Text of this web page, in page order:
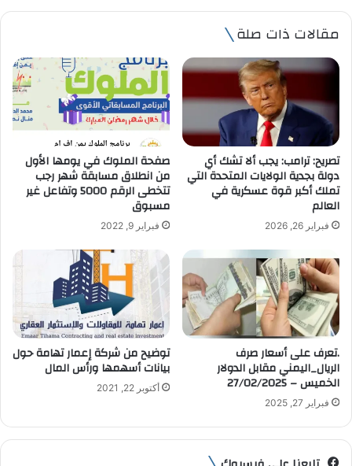
د
ا
ك
ر
و
ن
مقالات ذات صلة
تصريح: ترامب: يجب ألا تشك أي
دولة بجدية الولايات المتحدة التي
تملك أكبر قوة عسكرية في
العالم
فبراير 26, 2026
صفحة الملوك في يومها الأول
من انطلاق مسابقة شهر رجب
تتخطى الرقم 5000 وتفاعل غير
مسبوق
فبراير 9, 2022
.تعرف على أسعار صرف
الريال_اليمني مقابل الدولار
الخميس – 27/02/2025
فبراير 27, 2025
توضيح من شركة إعمار تهامة حول
بيانات أسهمها ورأس المال
أكتوبر 22, 2021